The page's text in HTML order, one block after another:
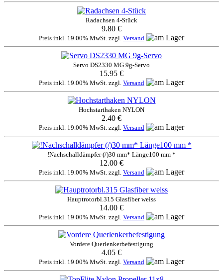
Radachsen 4-Stück
9.80 €
Preis inkl. 19.00% MwSt. zzgl. Versand
Servo DS2330 MG 9g-Servo
15.95 €
Preis inkl. 19.00% MwSt. zzgl. Versand
Hochstarthaken NYLON
2.40 €
Preis inkl. 19.00% MwSt. zzgl. Versand
!Nachschalldämpfer (/)30 mm* Länge100 mm *
12.00 €
Preis inkl. 19.00% MwSt. zzgl. Versand
Hauptrotorbl.315 Glasfiber weiss
14.00 €
Preis inkl. 19.00% MwSt. zzgl. Versand
Vordere Querlenkerbefestigung
4.05 €
Preis inkl. 19.00% MwSt. zzgl. Versand